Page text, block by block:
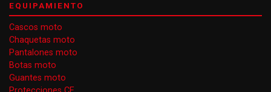
EQUIPAMIENTO
Cascos moto
Chaquetas moto
Pantalones moto
Botas moto
Guantes moto